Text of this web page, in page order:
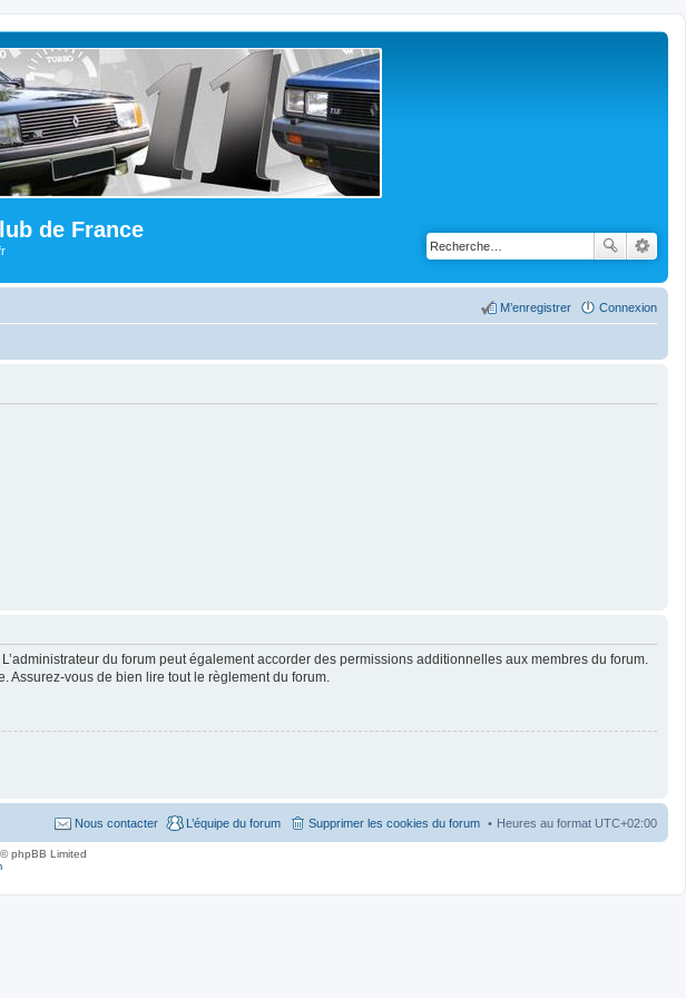
de France
Connexion
M’enregistrer
du forum peut également accorder des permissions additionnelles aux membres du forum.
Assurez-vous de bien lire tout le règlement du forum.
Heures au format UTC+02:00
Supprimer les cookies du forum
L’équipe du forum
Nous contacter
phpBB Limited